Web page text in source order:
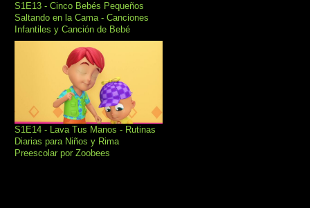
S1E13 - Cinco Bebés Pequeños
Saltando en la Cama - Canciones
Infantiles y Canción de Bebé
S1E14 - Lava Tus Manos - Rutinas
Diarias para Niños y Rima
Preescolar por Zoobees